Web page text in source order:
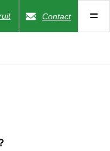
Contact